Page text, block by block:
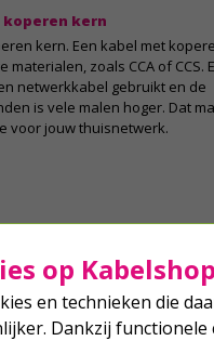
kern
kern. Een kabel met
zoals CCA of CCS.
netwerkkabel gebruikt en de
is vele malen hoger. Dat
voor jouw thuisnetwerk.
op
en technieken die
Dankzij functionele